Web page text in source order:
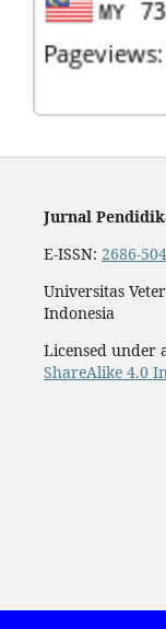
Jurnal
E-ISSN: 2686-
Universitas
Indonesia
Licensed under
ShareAlike 4.0